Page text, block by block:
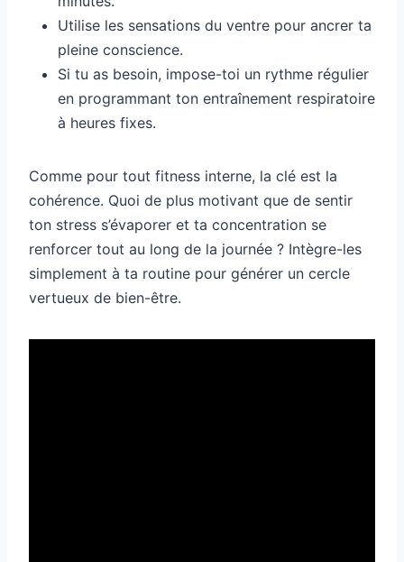
Utilise les sensations du ventre pour ancrer ta
pleine conscience.
Si tu as besoin, impose-toi un rythme régulier
en programmant ton entraînement respiratoire
à heures fixes.
Comme pour tout fitness interne, la clé est la
cohérence. Quoi de plus motivant que de sentir
ton stress s’évaporer et ta concentration se
renforcer tout au long de la journée ? Intègre-les
simplement à ta routine pour générer un cercle
vertueux de bien-être.